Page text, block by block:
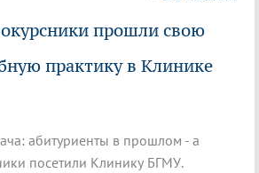
прошли свою
практику в Клинике
абитуриенты в прошлом - а
посетили Клинику БГМУ.